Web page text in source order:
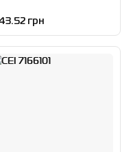
грн